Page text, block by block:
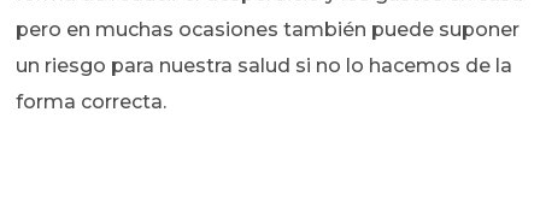
pero en muchas ocasiones también puede suponer
un riesgo para nuestra salud si no lo hacemos de la
forma correcta.